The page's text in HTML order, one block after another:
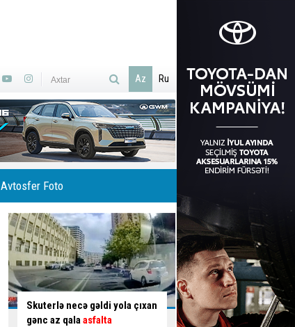
Az Ru
Avtosfer Foto
İsti hava avtomobilə necə
təsir edir? –Usta AÇIQLADI
Ölümlə yadda qalan
təhlükəli ötmə -